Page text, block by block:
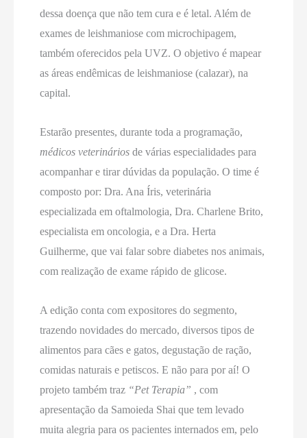
dessa doença que não tem cura e é letal. Além de
exames de leishmaniose com microchipagem,
também oferecidos pela UVZ. O objetivo é mapear
as áreas endêmicas de leishmaniose (calazar), na
capital.
Estarão presentes, durante toda a programação,
médicos veterinários de várias especialidades para
acompanhar e tirar dúvidas da população. O time é
composto por: Dra. Ana Íris, veterinária
especializada em oftalmologia, Dra. Charlene Brito,
especialista em oncologia, e a Dra. Herta
Guilherme, que vai falar sobre diabetes nos animais,
com realização de exame rápido de glicose.
A edição conta com expositores do segmento,
trazendo novidades do mercado, diversos tipos de
alimentos para cães e gatos, degustação de ração,
comidas naturais e petiscos. E não para por aí! O
projeto também traz “Pet Terapia” , com
apresentação da Samoieda Shai que tem levado
muita alegria para os pacientes internados em, pelo